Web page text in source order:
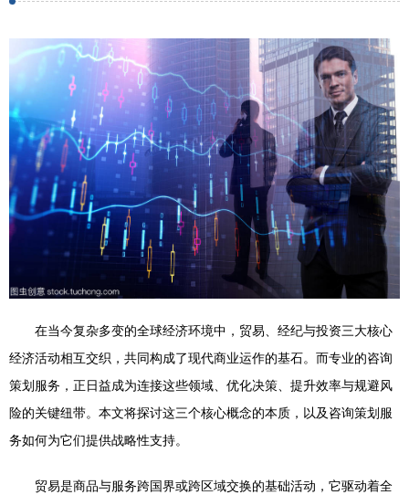
在当今复杂多变的全球经济环境中，贸易、经纪与投资三大核心
经济活动相互交织，共同构成了现代商业运作的基石。而专业的咨询
策划服务，正日益成为连接这些领域、优化决策、提升效率与规避风
险的关键纽带。本文将探讨这三个核心概念的本质，以及咨询策划服
务如何为它们提供战略性支持。
贸易是商品与服务跨国界或跨区域交换的基础活动，它驱动着全